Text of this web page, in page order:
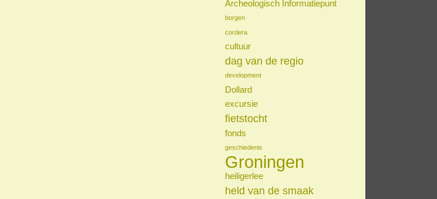
Archeologisch Informatiepunt
borgen
cordera
cultuur
dag van de regio
development
Dollard
excursie
fietstocht
fonds
geschiedenis
Groningen
heiligerlee
held van de smaak